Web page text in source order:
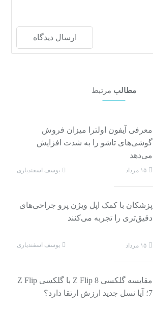
مطالب مرتبط
معرفی آیفون اولترا میزان فروش
گوشی‌های تاشو را به شدت افزایش
می‌دهد
۱۵ مرداد یوسف اسفندیاری
پزشکان با کمک اپل ویژن پرو جراحی‌های
دقیق‌تری را تجربه می‌کنند
۱۵ مرداد یوسف اسفندیاری
مقایسه گلکسی Z Flip 8 با گلکسی Z Flip
7؛ آیا نسل جدید ارزش ارتقا دارد؟